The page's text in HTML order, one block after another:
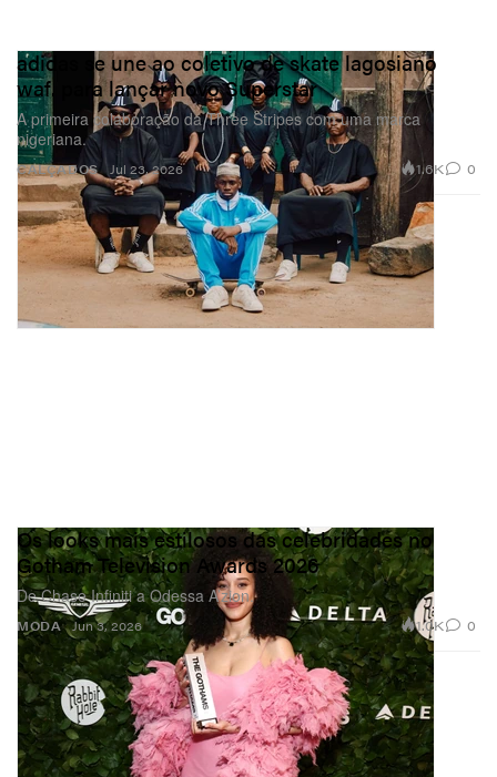
CALÇADOS
adidas se une ao coletivo de skate lagosiano
waf. para lançar novo Superstar
A primeira colaboração da Three Stripes com uma marca
nigeriana.
Jul 23, 2026 1.6K 0
MODA
Os looks mais estilosos das celebridades no
Gotham Television Awards 2026
De Chase Infiniti a Odessa A’zion.
Jun 3, 2026 1.0K 0